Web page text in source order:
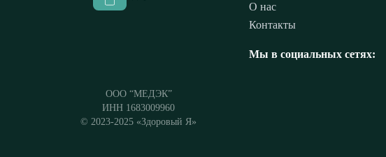
ООО “МЕДЭК”
ИНН 1683009960
© 2023-2025 «Здоровый Я»
О нас
Контакты
Мы в социальных сетях: